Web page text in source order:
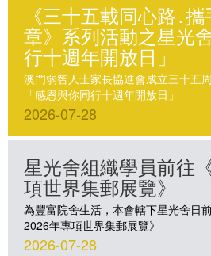
《三十五載同心路․
章》系列活動之星光
行十週年開放日」
澳門弱智人士家長協進會成立三十五
「感恩與你同行十週年開放日」
2026-07-28
星光舍組織學員前往
項世界集郵展覽》
為豐富院舍生活，本會轄下星光舍日
2026年專項世界集郵展覽》
2026-07-28